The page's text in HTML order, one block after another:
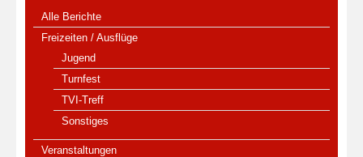
Alle Berichte
Freizeiten / Ausflüge
Jugend
Turnfest
TVI-Treff
Sonstiges
Veranstaltungen